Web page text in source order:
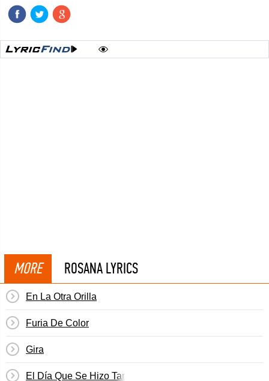
MORE ROSANA LYRICS
En La Otra Orilla
Furia De Color
Gira
El Día Que Se Hizo Tarde